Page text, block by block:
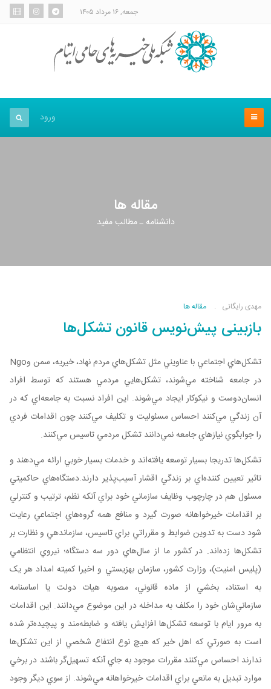
جمعه, ۱۶ مرداد ۱۴۰۵
ورود
مقاله ها
دانشنامه ـ مطالب مفید
مهدی رایگانی مقاله ها
بازبینی پیش‌نویس قانون تشکل‌ها
تشکل‌هاي اجتماعي با عناويني مثل تشکل‌هاي مردم نهاد، خيريه، سمن وNgo
در جامعه شناخته مي‌شوند، تشکل‌هايي مردمي هستند که توسط افراد
انسان‌دوست و نيکوکار ايجاد مي‌شوند. اين افراد نسبت به جامعه‌اي که در
آن زندگي مي‌کنند احساس مسئوليت و تکليف مي‌کنند چون اقدامات فردي
را جوابگوي نيازهاي جامعه نمي‌دانند تشکل مردمي تاسيس مي‌کنند.
تشکل‌ها تدريجا بسيار توسعه يافته‌اند و خدمات بسيار خوبي ارائه مي‌دهند و
تاثير تعيين کننده‌اي بر زندگي اقشار آسيب‌پذير دارند.دستگاه‌هاي حاکميتي
مسئول هم در چارچوب وظايف سازماني خود براي آنکه نظم، ترتيب و کنترلي
بر اقدامات خيرخواهانه صورت گيرد و منافع همه گروه‌هاي اجتماعي رعايت
شود دست به تدوين ضوابط و مقرراتي براي تاسيس، سازماندهي و نظارت بر
تشکل‌ها زده‌اند. در کشور ما از سال‌هاي دور سه دستگاه؛ نيروي انتظامي
(پليس امنيت)، وزارت کشور، سازمان بهزيستي و اخيرا کميته امداد هر يک
به استناد، بخشي از ماده قانوني، مصوبه هيات دولت يا اساسنامه
سازماني‌شان خود را مکلف به مداخله در اين موضوع مي‌دانند. اين اقدامات
به مرور ايام با توسعه تشکل‌ها افزايش يافته و ضابطه‌مند و پيچيده‌تر شده
است به صورتي که اهل خير که هيچ نوع انتفاع شخصي از اين تشکل‌ها
ندارند احساس مي‌کنند مقررات موجود به جاي آنکه تسهيل‌گر باشند در برخي
موارد تبديل به مانعي براي اقدامات خيرخواهانه مي‌شوند. از سوي ديگر وجود